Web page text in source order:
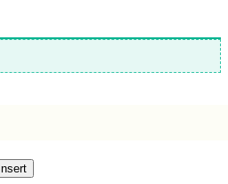
Insert